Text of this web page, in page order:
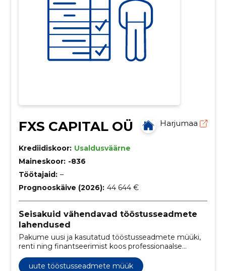
FXS CAPITAL OÜ Harjumaa
Krediidiskoor: Usaldusväärne
Maineskoor: -836
Töötajaid: –
Prognooskäive (2026): 44 644 €
Seisakuid vähendavad tööstusseadmete
lahendused
Pakume uusi ja kasutatud tööstusseadmete müüki,
renti ning finantseerimist koos professionaalse
paigalduse ja hooldusega. Vähendame seisakuid ja
tagame kiire järeltoe kogu seadme eluea.
uute tööstusseadmete müük